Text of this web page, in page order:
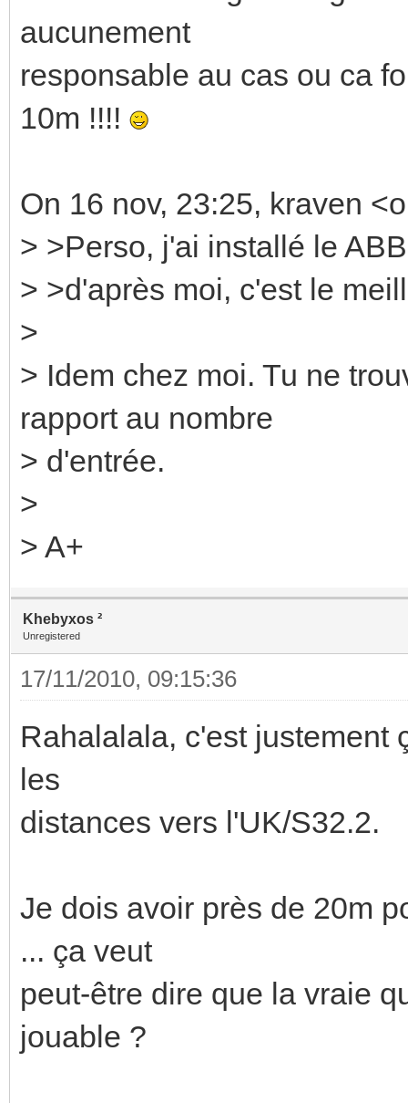
aucunement
responsable au cas ou ca
10m !!!!
On 16 nov, 23:25, kraven
> >Perso, j'ai installé le
> >d'après moi, c'est le
>
> Idem chez moi. Tu ne
rapport au nombre
> d'entrée.
>
> A+
Khebyxos ²
Unregistered
17/11/2010, 09:15:36
Rahalalala, c'est justement
les
distances vers l'UK/S32.2.
Je dois avoir près de 20m
... ça veut
peut-être dire que la vraie
jouable ?